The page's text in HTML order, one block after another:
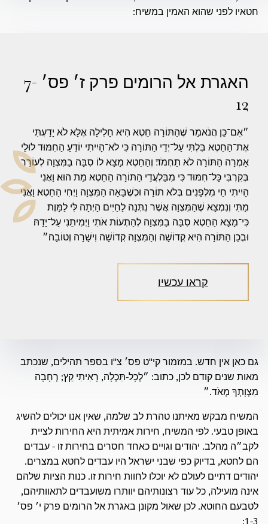
חטאיו לפני שהוא האמין במשיח:
האגרת אל הרומים פרק ז׳ פס׳ 7-
12
״אִם־כֵּן הֲנֹאמַר שֶׁהַתּוֹרָה חֵטְא הִיא חָלִילָה אֶלָּא לֹא יָדַעְתִּי
אֶת־הַחֵטְא בִּלְתִּי עַל־יְדֵי הַתּוֹרָה כִּי לֹא־הָיִיתִי יוֹדֵעַ הַחִמּוּד לוּלֵי
אָמְרָה הַתּוֹרָה לֹא תַחְמֹד׃ וְהַחֵטְא מָצָא לוֹ סִבָּה בַמִּצְוָה לְעוֹרֵר
בְּקִרְבִּי כָּל־חִמּוּד כִּי מִבַּלְעֲדֵי הַתּוֹרָה הַחֵטְא מֵת הוּא׃ וַאֲנִי
הָיִיתִי חַי מִלְּפָנִים בְּלֹא תוֹרָה וּכְשֶׁבָּאָה הַמִּצְוָה וַיְחִי הַחֵטְא׃ וַאֲנִי
מַתִּי וְנִמְצָא שֶׁהַמִּצְוָה אֲשֶׁר נִתְּנָה לַחַיִּים הָיְתָה לִּי לַמָּוֶת׃
כִּי־מָצָא הַחֵטְא סִבָּה בַמִּצְוָה לְהַתְעוֹת אֹתִי וַיְמִיתֵנִי עַל־יָדָהּ׃
וּבְכֵן הַתּוֹרָה הִיא קְדוֹשָׁה וְהַמִּצְוָה קְדוֹשָׁה וִישָׁרָה וְטוֹבָה׃״
קראו עכשיו
גם כאן אין חדש. במזמור קי"ט פס׳ צ"ו בספר תהילים, שנכתב
מאות שנים קודם לכן, כתוב: ״לְכָל-תִּכְלָה, רָאִיתִי קֵץ; רְחָבָה
מִצְוָתְךָ מְאֹד.״
המשיח מבקש מאיתנו טהרת לב שלמה, שאין אנו יכולים להשיג
באופן טבעי. לפי המשיח, חירות אמיתית היא החירות לציית
לקב״ה מהלב. יהודים וגויים כאחד חסרים בחירות זו - עבדים
הם לחטא, בדיוק כפי שבני ישראל היו עבדים לחטא במצרים.
יהודים דתיים לעולם לא יוכלו לחוות חירות זו. כנות הציות שלהם
אינה מועילה, כל עוד רצונותיהם יוותרו משועבדים לתאוותיהם,
לטבעם החוטא. לכן שאול מקונן באגרת אל הרומים פרק י׳ פס׳
1-3: